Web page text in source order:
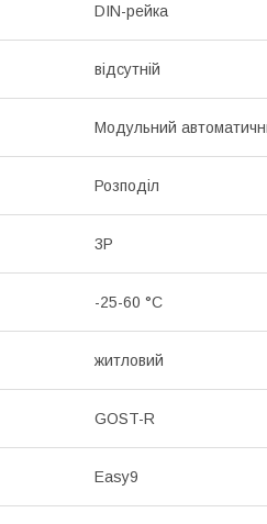
DIN-рейка
відсутній
Модульний
Розподіл
3P
-25-60 °C
житловий
GOST-R
Easy9